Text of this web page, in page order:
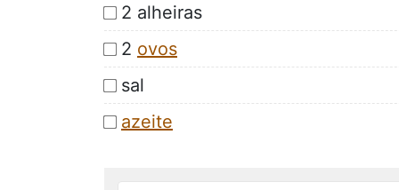
2 alheiras
2 ovos
sal
azeite